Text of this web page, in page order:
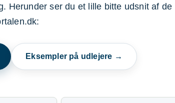
Herunder ser du et lille bitte udsnit af de
Eksempler på udlejere →